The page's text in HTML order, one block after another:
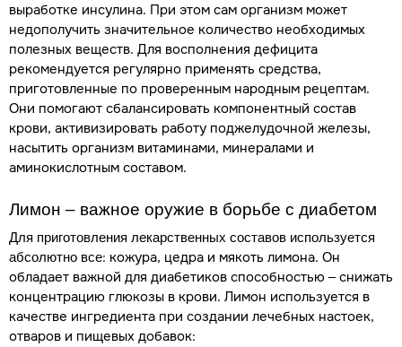
выработке инсулина. При этом сам организм может
недополучить значительное количество необходимых
полезных веществ. Для восполнения дефицита
рекомендуется регулярно применять средства,
приготовленные по проверенным народным рецептам.
Они помогают сбалансировать компонентный состав
крови, активизировать работу поджелудочной железы,
насытить организм витаминами, минералами и
аминокислотным составом.
Лимон – важное оружие в борьбе с диабетом
Для приготовления лекарственных составов используется
абсолютно все: кожура, цедра и мякоть лимона. Он
обладает важной для диабетиков способностью – снижать
концентрацию глюкозы в крови. Лимон используется в
качестве ингредиента при создании лечебных настоек,
отваров и пищевых добавок: